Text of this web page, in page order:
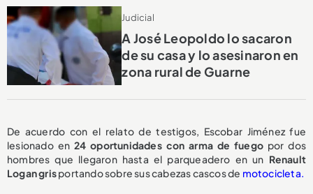
Judicial
A José Leopoldo lo sacaron
de su casa y lo asesinaron en
zona rural de Guarne
De acuerdo con el relato de testigos, Escobar Jiménez fue
lesionado en 24 oportunidades con arma de fuego por dos
hombres que llegaron hasta el parqueadero en un Renault
Logan grisportando sobre sus cabezas cascos de motocicleta.